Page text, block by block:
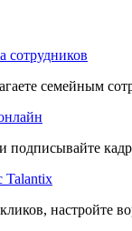
сотрудников
семейным
подписывайте
Talantix
настройте